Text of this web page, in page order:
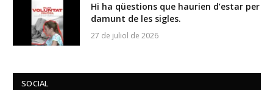
Hi ha qüestions que haurien d’estar per
damunt de les sigles.
27 de juliol de 2026
SOCIAL